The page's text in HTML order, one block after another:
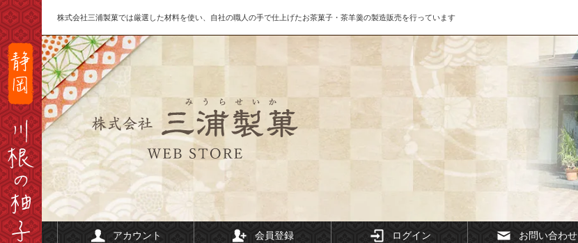
株式会社三浦製菓では厳選した材料を使い、自社の職人の手で仕上げたお茶菓子・茶羊羹の製造販売を行っています
アカウント 会員登録 ログイン お問い合わせ